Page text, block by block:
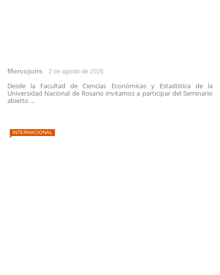
Mercojuris 2 de agosto de 2026
Desde la Facultad de Ciencias Económicas y Estadística de la
Universidad Nacional de Rosario invitamos a participar del Seminario
abierto ...
INTERNACIONAL